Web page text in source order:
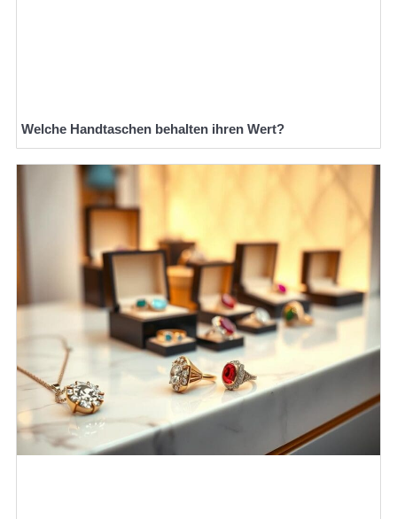
Welche Handtaschen behalten ihren Wert?